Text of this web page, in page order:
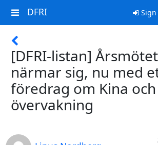
DFRI Sign
[DFRI-listan] Årsmötet
närmar sig, nu med
föredrag om Kina och
övervakning